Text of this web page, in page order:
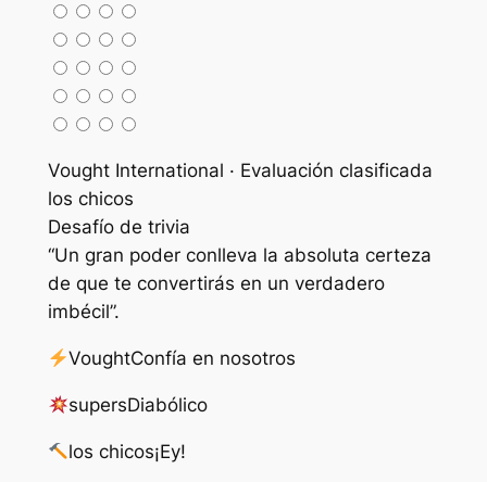
Vought International · Evaluación clasificada
los chicos
Desafío de trivia
“Un gran poder conlleva la absoluta certeza
de que te convertirás en un verdadero
imbécil”.
VoughtConfía en nosotros
supersDiabólico
los chicos¡Ey!